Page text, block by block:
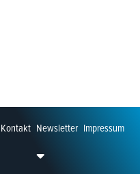
Kontakt Newsletter Impressum